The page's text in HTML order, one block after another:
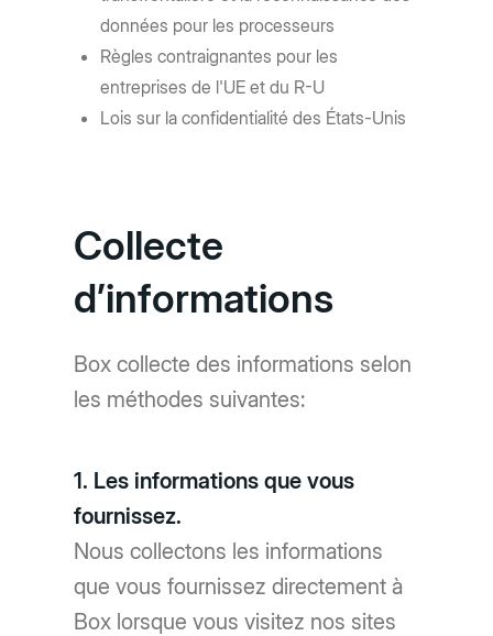
données pour les processeurs
Règles contraignantes pour les
entreprises de l'UE et du R-U
Lois sur la confidentialité des États-Unis
Collecte
d’informations
Box collecte des informations selon
les méthodes suivantes:
1. Les informations que vous
fournissez.
Nous collectons les informations
que vous fournissez directement à
Box lorsque vous visitez nos sites